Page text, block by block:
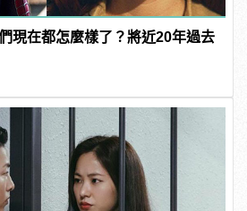
現在都怎麼樣了？將近20年過去